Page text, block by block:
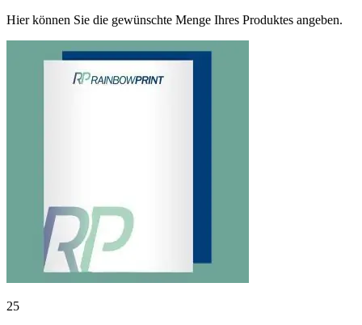
Hier können Sie die gewünschte Menge Ihres Produktes angeben.
25